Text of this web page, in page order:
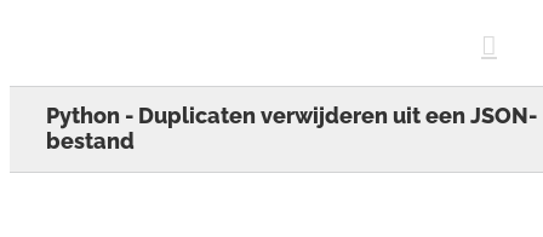
Python - Duplicaten verwijderen uit een JSON-
bestand